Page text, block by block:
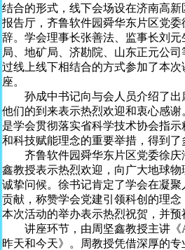
结合的形式，线下会场设在济南高
报告厅，齐鲁软件园舜华东片区党
辞。学会理事长张善法、监事长刘
局、地矿局、济勘院、山东正元公
过线上线下相结合的方式参加了本次
座。
孙成中书记向与会人员介绍了出
他们的到来表示热烈欢迎和衷心感
是学会贯彻落实省科学技术协会指
和科技赋能理念的重要举措，得到了
齐鲁软件园舜华东片区党委徐庆
鑫教授表示热烈欢迎，向广大地球
诚挚问候。徐书记肯定了学会在凝
贡献，称赞学会党建引领科创的理
本次活动的举办表示热烈祝贺，并预
讲座环节，由周坚鑫教授主讲《
昨天和今天》。周教授凭借深厚的